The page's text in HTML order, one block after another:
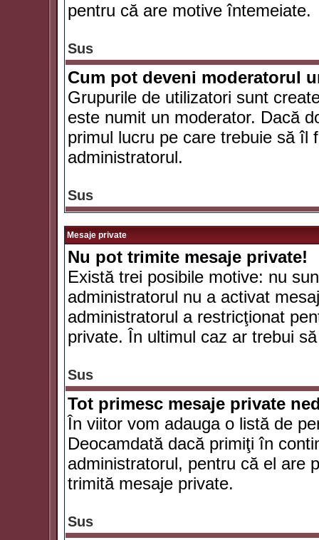
pentru că are motive întemeiate.
Sus
Cum pot deveni moderatorul
Grupurile de utilizatori sunt
este numit un moderator. Dacă
primul lucru pe care trebuie să îl
administratorul.
Sus
Mesaje private
Nu pot trimite mesaje private!
Există trei posibile motive: nu
administratorul nu a activat
administratorul a restricţionat
private. În ultimul caz ar trebui
Sus
Tot primesc mesaje private
În viitor vom adauga o listă de
Deocamdată dacă primiţi în
administratorul, pentru că el are
trimită mesaje private.
Sus